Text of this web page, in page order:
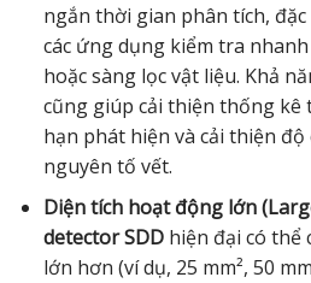
ngắn thời gian phân tích,
các ứng dụng kiểm tra
hoặc sàng lọc vật liệu. Khả
cũng giúp cải thiện thống
hạn phát hiện và cải thiện độ
nguyên tố vết.
Diện tích hoạt động lớn
detector SDDhiện đại có thể
lớn hơn (ví dụ, 25 mm², 50